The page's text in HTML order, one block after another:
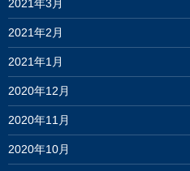
2021年3月
2021年2月
2021年1月
2020年12月
2020年11月
2020年10月